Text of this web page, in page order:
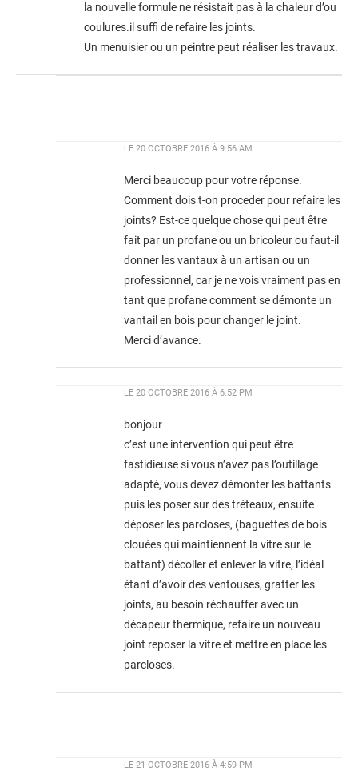
la nouvelle formule ne résistait pas à la chaleur d’ou
coulures.il suffi de refaire les joints.
Un menuisier ou un peintre peut réaliser les travaux.
LE 20 OCTOBRE 2016 À 9:56 AM
Merci beaucoup pour votre réponse.
Comment dois t-on proceder pour refaire les
joints? Est-ce quelque chose qui peut être
fait par un profane ou un bricoleur ou faut-il
donner les vantaux à un artisan ou un
professionnel, car je ne vois vraiment pas en
tant que profane comment se démonte un
vantail en bois pour changer le joint.
Merci d’avance.
LE 20 OCTOBRE 2016 À 6:52 PM
bonjour
c’est une intervention qui peut être
fastidieuse si vous n’avez pas l’outillage
adapté, vous devez démonter les battants
puis les poser sur des tréteaux, ensuite
déposer les parcloses, (baguettes de bois
clouées qui maintiennent la vitre sur le
battant) décoller et enlever la vitre, l’idéal
étant d’avoir des ventouses, gratter les
joints, au besoin réchauffer avec un
décapeur thermique, refaire un nouveau
joint reposer la vitre et mettre en place les
parcloses.
LE 21 OCTOBRE 2016 À 4:59 PM